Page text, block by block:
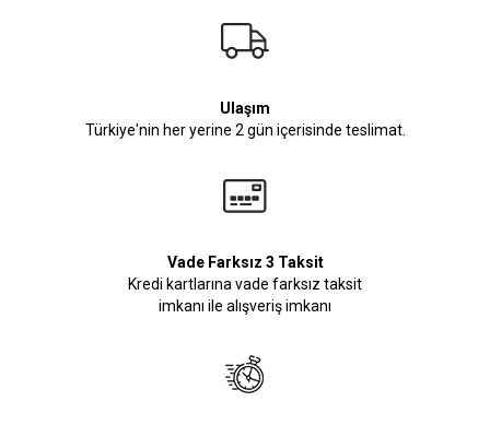
Ulaşım
Türkiye'nin her yerine 2 gün içerisinde teslimat.
Vade Farksız 3 Taksit
Kredi kartlarına vade farksız taksit
imkanı ile alışveriş imkanı